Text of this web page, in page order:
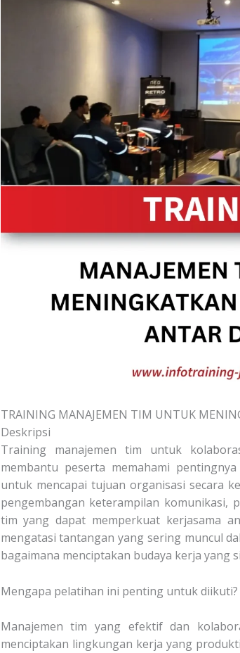
TRAINING MANAJEMEN TIM UNTUK
Deskripsi
Training manajemen tim untuk
membantu peserta memahami
untuk mencapai tujuan organisasi secara
pengembangan keterampilan komunikasi,
tim yang dapat memperkuat kerjasama
mengatasi tantangan yang sering muncul
bagaimana menciptakan budaya kerja yang
Mengapa pelatihan ini penting untuk diikuti?
Manajemen tim yang efektif dan
menciptakan lingkungan kerja yang